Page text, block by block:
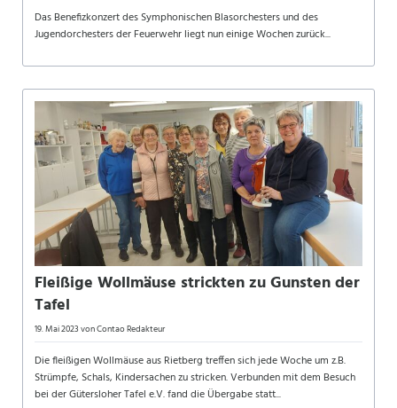
Das Benefizkonzert des Symphonischen Blasorchesters und des
Jugendorchesters der Feuerwehr liegt nun einige Wochen zurück...
Fleißige Wollmäuse strickten zu Gunsten der
Tafel
19. Mai 2023von Contao Redakteur
Die fleißigen Wollmäuse aus Rietberg treffen sich jede Woche um z.B.
Strümpfe, Schals, Kindersachen zu stricken. Verbunden mit dem Besuch
bei der Gütersloher Tafel e.V. fand die Übergabe statt...